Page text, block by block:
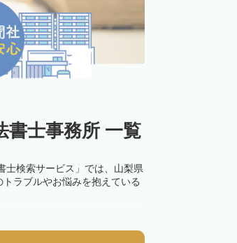
書士事務所 一覧
士検索サービス」では、山梨県
ラブルやお悩みを抱えている